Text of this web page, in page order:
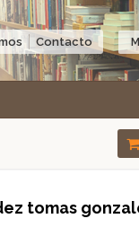
Contacto
tomas